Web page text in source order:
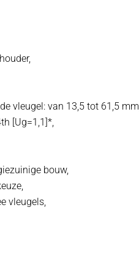
vleugel: van 13,5 tot 61,5 mm,
[Ug=1,1]*,
bouw,
vleugels,